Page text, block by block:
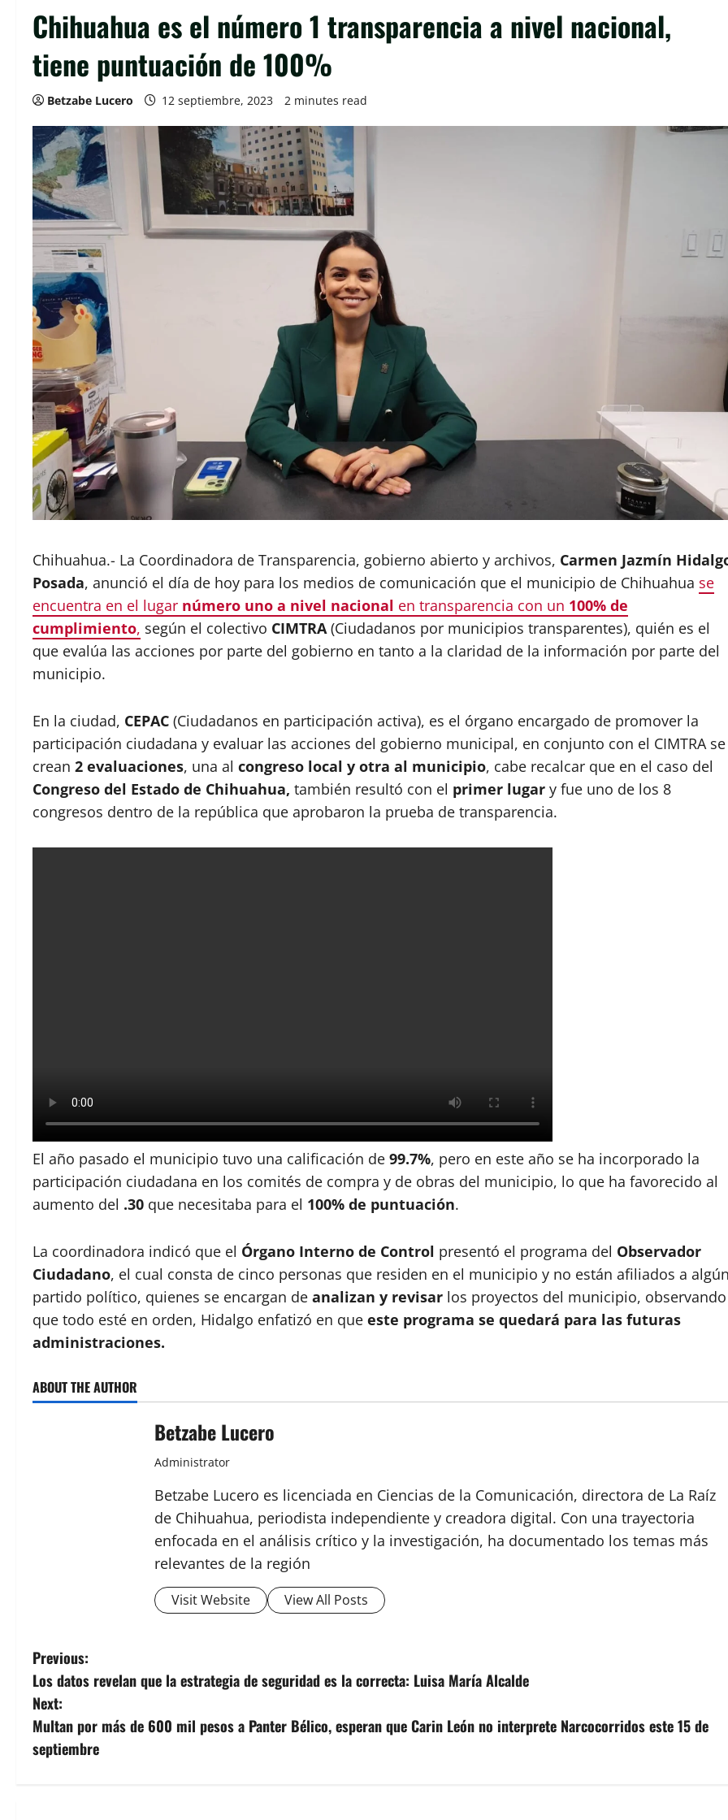
Chihuahua es el número 1 transparencia a nivel nacional,
tiene puntuación de 100%
Betzabe Lucero 12 septiembre, 2023 2 minutes read
Chihuahua.- La Coordinadora de Transparencia, gobierno abierto y archivos, Carmen Jazmín
Posada, anunció el día de hoy para los medios de comunicación que el municipio de Chihuahua se
encuentra en el lugar número uno a nivel nacional en transparencia con un 100% de
cumplimiento, según el colectivo CIMTRA(Ciudadanos por municipios transparentes), quién es el
que evalúa las acciones por parte del gobierno en tanto a la claridad de la información por parte del
municipio.
En la ciudad, CEPAC (Ciudadanos en participación activa), es el órgano encargado de promover la
participación ciudadana y evaluar las acciones del gobierno municipal, en conjunto con el CIMTRA se
crean 2 evaluaciones, una al congreso local y otra al municipio, cabe recalcar que en el caso del
Congreso del Estado de Chihuahua, también resultó con el primer lugar y fue uno de los 8
congresos dentro de la república que aprobaron la prueba de transparencia.
El año pasado el municipio tuvo una calificación de 99.7%, pero en este año se ha incorporado la
participación ciudadana en los comités de compra y de obras del municipio, lo que ha favorecido al
aumento del .30 que necesitaba para el 100% de puntuación.
La coordinadora indicó que el Órgano Interno de Control presentó el programa del Observador
Ciudadano, el cual consta de cinco personas que residen en el municipio y no están afiliados a
partido político, quienes se encargan de analizan y revisar los proyectos del municipio, observando
que todo esté en orden, Hidalgo enfatizó en que este programa se quedará para las futuras
administraciones.
ABOUT THE AUTHOR
Betzabe Lucero
Administrator
Betzabe Lucero es licenciada en Ciencias de la Comunicación, directora de La Raíz
de Chihuahua, periodista independiente y creadora digital. Con una trayectoria
enfocada en el análisis crítico y la investigación, ha documentado los temas más
relevantes de la región
Visit Website View All Posts
P
o
s
t
Previous:
Los datos revelan que la estrategia de seguridad es la correcta: Luisa María Alcalde
Next:
Multan por más de 600 mil pesos a Panter Bélico, esperan que Carin León no interprete Narcocorridos este 15 de
septiembre